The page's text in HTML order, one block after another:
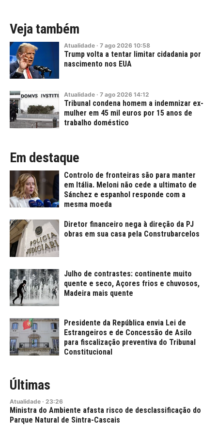
Veja também
Atualidade · 7 ago 2026 10:58
Trump volta a tentar limitar cidadania por
nascimento nos EUA
Atualidade · 7 ago 2026 14:12
Tribunal condena homem a indemnizar ex-
mulher em 45 mil euros por 15 anos de
trabalho doméstico
Em destaque
Controlo de fronteiras são para manter
em Itália. Meloni não cede a ultimato de
Sánchez e espanhol responde com a
mesma moeda
Diretor financeiro nega à direção da PJ
obras em sua casa pela Construbarcelos
Julho de contrastes: continente muito
quente e seco, Açores frios e chuvosos,
Madeira mais quente
Presidente da República envia Lei de
Estrangeiros e de Concessão de Asilo
para fiscalização preventiva do Tribunal
Constitucional
Últimas
Atualidade · 23:26
Ministra do Ambiente afasta risco de desclassificação do
Parque Natural de Sintra-Cascais